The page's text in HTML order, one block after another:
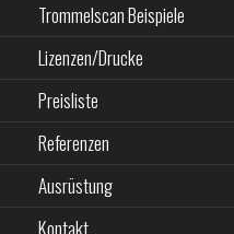
Trommelscan Beispiele
Lizenzen/Drucke
Preisliste
Referenzen
Ausrüstung
Kontakt